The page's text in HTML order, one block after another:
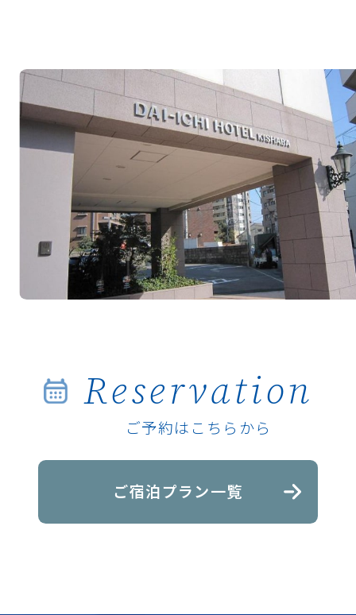
Reservation
ご予約はこちらから
ご宿泊プラン一覧